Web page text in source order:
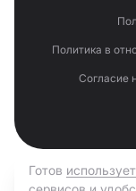
Готов
Политика в
Согласие